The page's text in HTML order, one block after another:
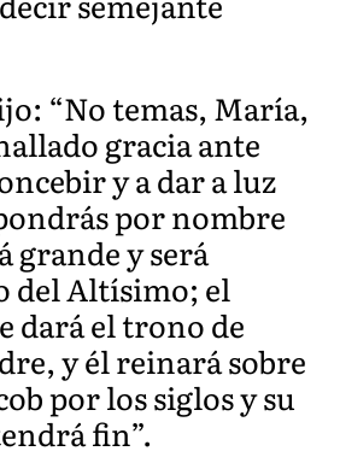
“No temas, María,
gracia ante
y a dar a luz
por nombre
grande y será
del Altísimo; el
dará el trono de
y él reinará sobre
por los siglos y su
fin”.